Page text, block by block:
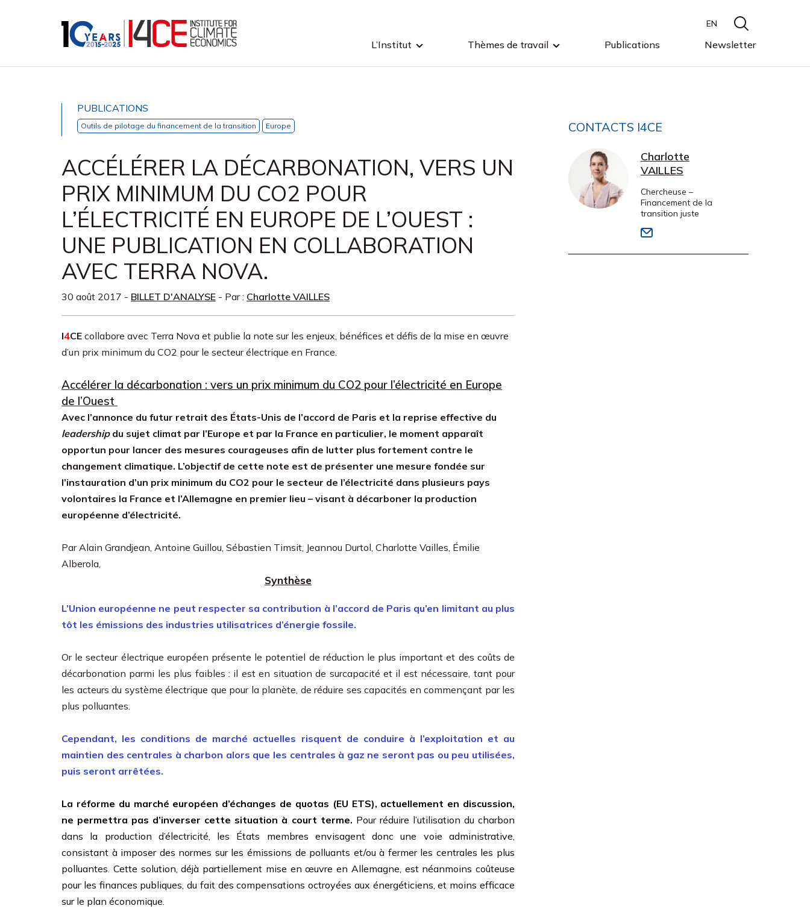
L’Institut Thèmes de travail Publications Newsletter
EN
PUBLICATIONS
Outils de pilotage du financement de la transition Europe
ACCÉLÉRER LA DÉCARBONATION, VERS UN
PRIX MINIMUM DU CO2 POUR
L’ÉLECTRICITÉ EN EUROPE DE L’OUEST :
UNE PUBLICATION EN COLLABORATION
AVEC TERRA NOVA.
30 août 2017 - BILLET D'ANALYSE - Par : Charlotte VAILLES
I4CE collabore avec Terra Nova et publie la note sur les enjeux, bénéfices et défis de la mise en œuvre
d’un prix minimum du CO2 pour le secteur électrique en France.
Accélérer la décarbonation : vers un prix minimum du CO2 pour l’électricité en Europe
de l’Ouest
Avec l’annonce du futur retrait des États-Unis de l’accord de Paris et la reprise effective du
leadershipdu sujet climat par l’Europe et par la France en particulier, le moment apparaît
opportun pour lancer des mesures courageuses afin de lutter plus fortement contre le
changement climatique. L’objectif de cette note est de présenter une mesure fondée sur
l’instauration d’un prix minimum du CO2 pour le secteur de l’électricité dans plusieurs pays
volontaires la France et l’Allemagne en premier lieu – visant à décarboner la production
européenne d’électricité.
Par Alain Grandjean, Antoine Guillou, Sébastien Timsit, Jeannou Durtol, Charlotte Vailles, Émilie
Alberola,
Synthèse
L’Union européenne ne peut respecter sa contribution à l’accord de Paris qu’en limitant au plus
tôt les émissions des industries utilisatrices d’énergie fossile.
Or le secteur électrique européen présente le potentiel de réduction le plus important et des coûts de
décarbonation parmi les plus faibles : il est en situation de surcapacité et il est nécessaire, tant pour
les acteurs du système électrique que pour la planète, de réduire ses capacités en commençant par les
plus polluantes.
Cependant, les conditions de marché actuelles risquent de conduire à l’exploitation et au
maintien des centrales à charbon alors que les centrales à gaz ne seront pas ou peu utilisées,
puis seront arrêtées.
La réforme du marché européen d’échanges de quotas (EU ETS), actuellement en discussion,
ne permettra pas d’inverser cette situation à court terme. Pour réduire l’utilisation du charbon
dans la production d’électricité, les États membres envisagent donc une voie administrative,
consistant à imposer des normes sur les émissions de polluants et/ou à fermer les centrales les plus
polluantes. Cette solution, déjà partiellement mise en œuvre en Allemagne, est néanmoins coûteuse
pour les finances publiques, du fait des compensations octroyées aux énergéticiens, et moins efficace
sur le plan économique.
CONTACTS I4CE
Charlotte
VAILLES
Chercheuse –
Financement de la
transition juste